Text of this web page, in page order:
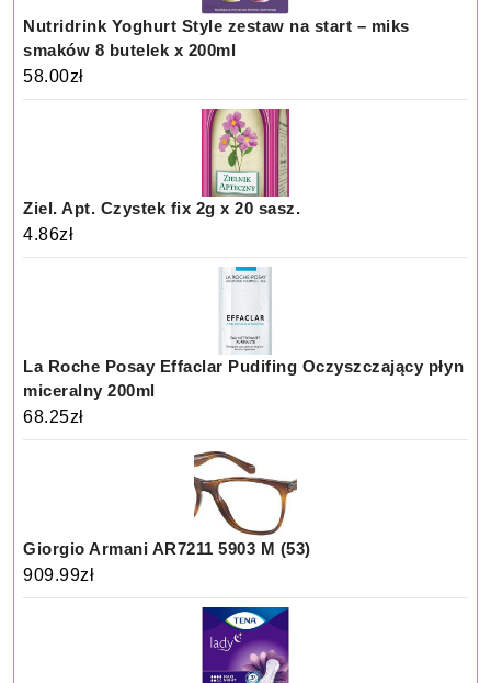
Nutridrink Yoghurt Style zestaw na start – miks
smaków 8 butelek x 200ml
58.00zł
Ziel. Apt. Czystek fix 2g x 20 sasz.
4.86zł
La Roche Posay Effaclar Pudifing Oczyszczający płyn
miceralny 200ml
68.25zł
Giorgio Armani AR7211 5903 M (53)
909.99zł